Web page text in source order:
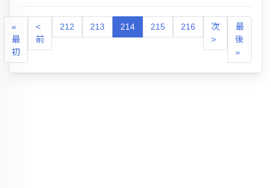
«
最
初
<
前
212 213 214 215 216
次
>
最
後
»